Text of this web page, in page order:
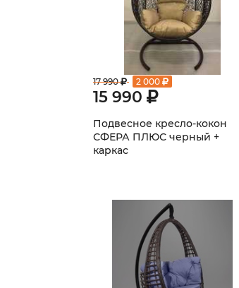
17 990 2 000
15 990
Подвесное кресло-кокон
СФЕРА ПЛЮС черный +
каркас